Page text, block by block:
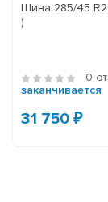
Шина 285/45
)
0
заканчивается
31 750 ₽